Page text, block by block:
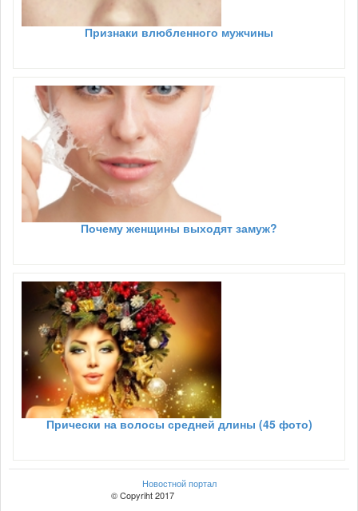
Признаки влюбленного мужчины
Почему женщины выходят замуж?
Прически на волосы средней длины (45 фото)
Новостной портал
© Copyriht 2017